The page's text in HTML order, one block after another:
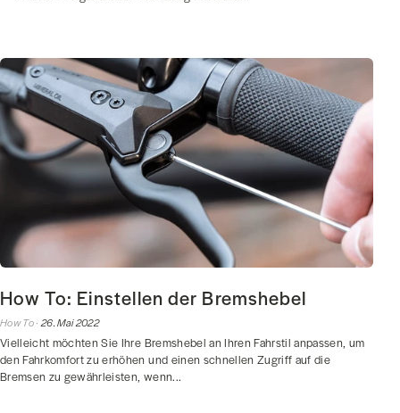
How To: Einstellen der Bremshebel
How To ·26. Mai 2022
Vielleicht möchten Sie Ihre Bremshebel an Ihren Fahrstil anpassen, um
den Fahrkomfort zu erhöhen und einen schnellen Zugriff auf die
Bremsen zu gewährleisten, wenn...